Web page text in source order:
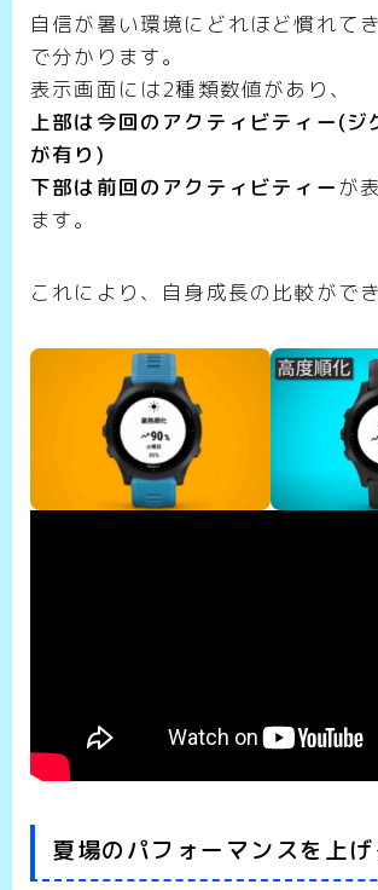
自信が暑い環境にどれほど慣れて
で分かります。
表示画面には2種類数値があり、
上部は今回のアクティビティー(ジ
が有り)
下部は前回のアクティビティーが
ます。
これにより、自身成長の比較ができ
夏場のパフォーマンスを上